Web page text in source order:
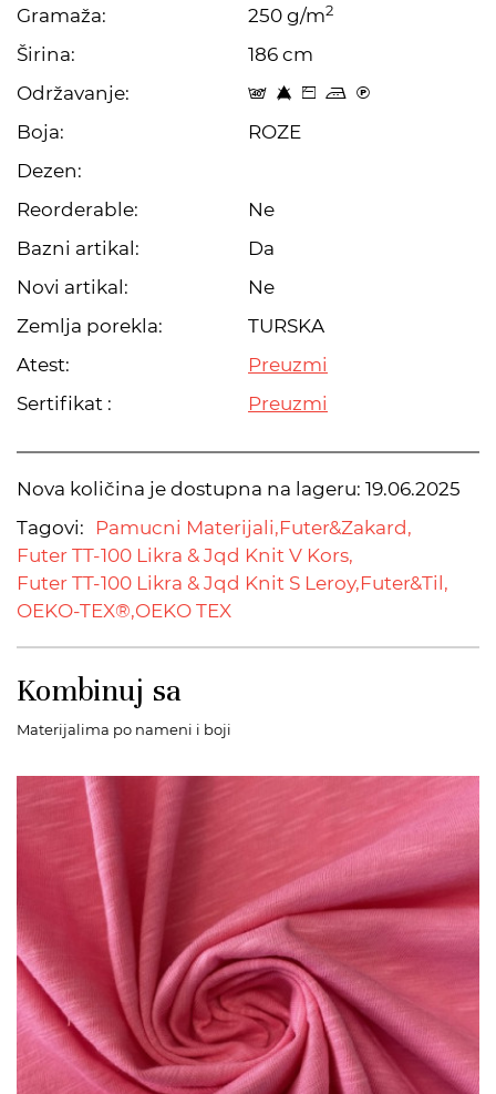
Gramaža:
250 g/m2
Širina:
186 cm
Održavanje:
t 8 Z p C
Boja:
ROZE
Dezen:
Reorderable:
Ne
Bazni artikal:
Da
Novi artikal:
Ne
Zemlja porekla:
TURSKA
Atest:
Preuzmi
Sertifikat :
Preuzmi
Nova količina je dostupna na lageru: 19.06.2025
Tagovi:
Pamucni Materijali,Futer&Zakard,
Futer TT-100 Likra & Jqd Knit V Kors,
Futer TT-100 Likra & Jqd Knit S Leroy,Futer&Til,
OEKO-TEX®,OEKO TEX
Kombinuj sa
Materijalima po nameni i boji